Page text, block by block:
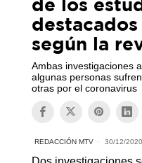
según la
Ambas investigaciones
algunas personas
otras por el coronavirus
REDACCIÓN MTV 30/12/2020